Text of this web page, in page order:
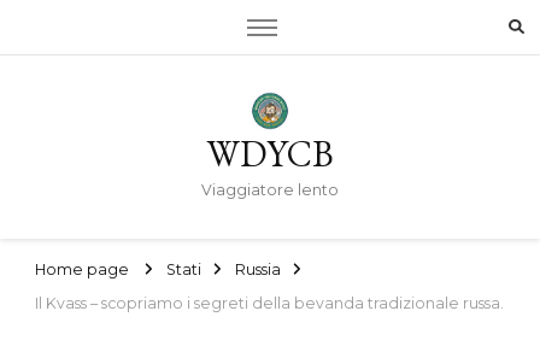
WDYCB
Viaggiatore lento
Home page Stati
Russia
Il Kvass – scopriamo i segreti della bevanda tradizionale russa.